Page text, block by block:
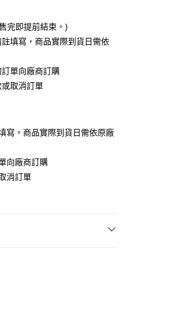
完即提前結束。)
填寫，商品實際到貨日需依
單向廠商訂購
取消訂單
寫，商品實際到貨日需依原廠
向廠商訂購
消訂單